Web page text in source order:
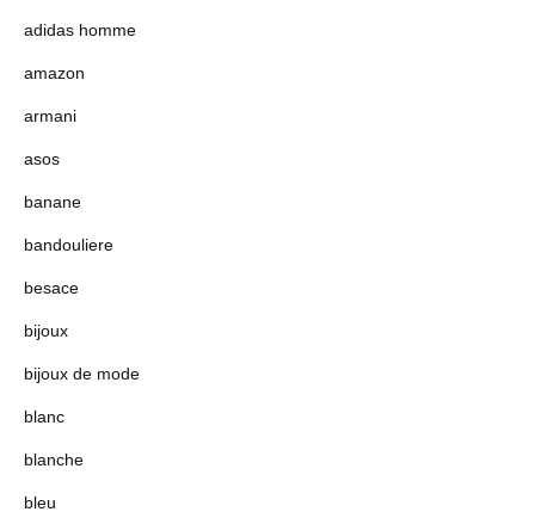
adidas homme
amazon
armani
asos
banane
bandouliere
besace
bijoux
bijoux de mode
blanc
blanche
bleu